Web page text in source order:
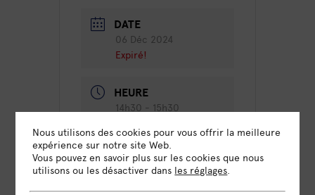
DATE
06 Déc 2024
Expiré!
HEURE
14h30 - 15h30
LIEU
Visio
Nous utilisons des cookies pour vous offrir la meilleure
expérience sur notre site Web.
Vous pouvez en savoir plus sur les cookies que nous
utilisons ou les désactiver dans les réglages